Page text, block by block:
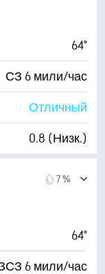
55° F
3 (Тускло)
89 %
10 мили
64°
СЗ 6 мили/час
Отличный
0.8 (Низк.)
54° F
3 (Тускло)
7 %
64°
6 мили/час